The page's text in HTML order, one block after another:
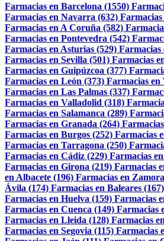
Farmacias en Barcelona (1550)
Farmacias en Navarra (632) Farmacias
Farmacias en A Coruña (582)
Farmacias en Pontevedra (542)
Farmacias en Asturias (529) Farmacias
Farmacias en Sevilla (501) Farmacias
Farmacias en Guipúzcoa (377)
Farmacias en León (373) Farmacias en
Farmacias en Las Palmas (337)
Farmacias en Valladolid (318)
Farmacias en Salamanca (289)
Farmacias en Granada (264)
Farmacias en Burgos (252) Farmacias
Farmacias en Tarragona (250)
Farmacias en Cádiz (229) Farmacias
Farmacias en Girona (219) Farmacias
en Albacete (196) Farmacias en
Ávila (174) Farmacias en Baleares (167)
Farmacias en Huelva (159) Farmacias
Farmacias en Cuenca (149) Farmacias
Farmacias en Lleida (128) Farmacias
Farmacias en Segovia (115) Farmacias